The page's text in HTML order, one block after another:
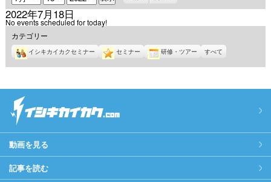
2022年7月18日
No events scheduled for today!
カテゴリー
イシキカイカクセミナー セミナー 研修・ツアー すべて
動画を見る
記事を読む